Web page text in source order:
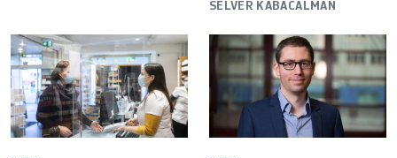
SELVER KABACALMAN